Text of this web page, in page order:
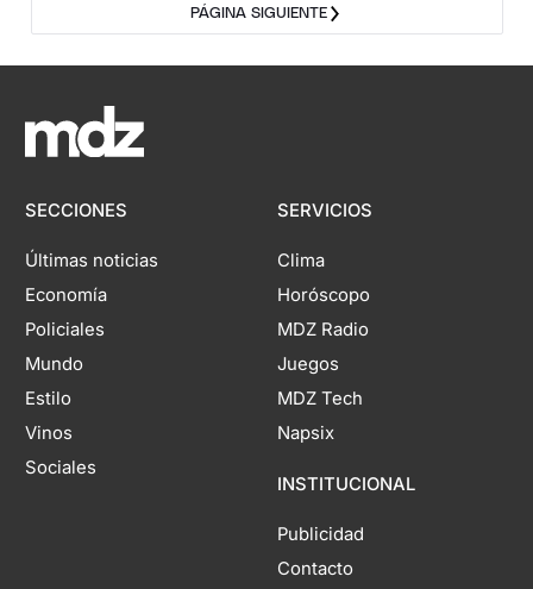
PÁGINA SIGUIENTE
SECCIONES
Últimas noticias
Economía
Policiales
Mundo
Estilo
Vinos
Sociales
SERVICIOS
Clima
Horóscopo
MDZ Radio
Juegos
MDZ Tech
Napsix
INSTITUCIONAL
Publicidad
Contacto